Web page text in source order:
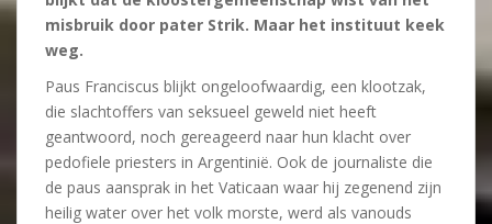
misbruik door pater Strik. Maar het instituut keek
weg.
Paus Franciscus blijkt ongeloofwaardig, een klootzak,
die slachtoffers van seksueel geweld niet heeft
geantwoord, noch gereageerd naar hun klacht over
pedofiele priesters in Argentinië. Ook de journaliste die
de paus aansprak in het Vaticaan waar hij zegenend zijn
heilig water over het volk morste, werd als vanouds